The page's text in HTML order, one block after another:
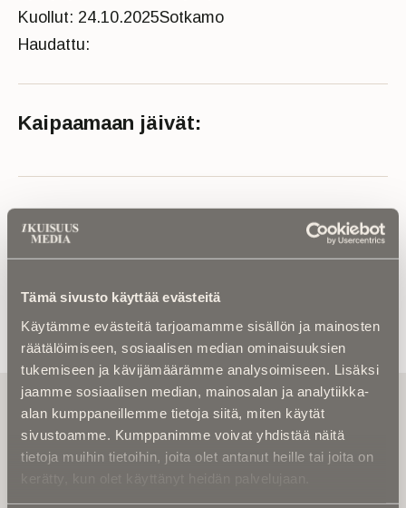
Tämä sivusto käyttää evästeitä
Käytämme evästeitä tarjoamamme sisällön ja mainosten
räätälöimiseen, sosiaalisen median ominaisuuksien
tukemiseen ja kävijämäärämme analysoimiseen. Lisäksi
jaamme sosiaalisen median, mainosalan ja analytiikka-
alan kumppaneillemme tietoja siitä, miten käytät
sivustoamme. Kumppanimme voivat yhdistää näitä
tietoja muihin tietoihin, joita olet antanut heille tai joita on
Kuollut: 24.10.2025Sotkamo
Haudattu:
Kaipaamaan jäivät:
Lue muistokirjoitus tai kuolinuutinen
Tilaa uutiskirje - Pääset heti parhaiden
artikkelien pariin!
Kirjoita alle sähköpostiosoitteesi niin saat kaksi kertaa